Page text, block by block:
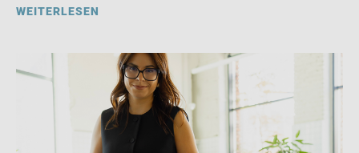
WEITERLESEN